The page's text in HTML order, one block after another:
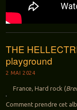
THE
playground
2 MAI 2024
France, Hard rock (
Comment prendre cet